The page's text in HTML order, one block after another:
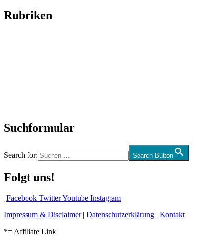
Rubriken
Suchformular
Search for: Search Button
Folgt uns!
Facebook TwitterYoutube Instagram
Impressum & Disclaimer| Datenschutzerklärung | Kontakt
*= Affiliate Link